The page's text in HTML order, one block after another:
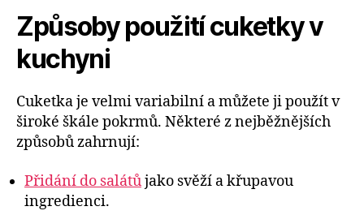
Způsoby použití cuketky v
kuchyni
Cuketka je velmi variabilní a můžete ji použít v
široké škále pokrmů. Některé z nejběžnějších
způsobů zahrnují:
Přidání do salátůjako svěží a křupavou
ingredienci.